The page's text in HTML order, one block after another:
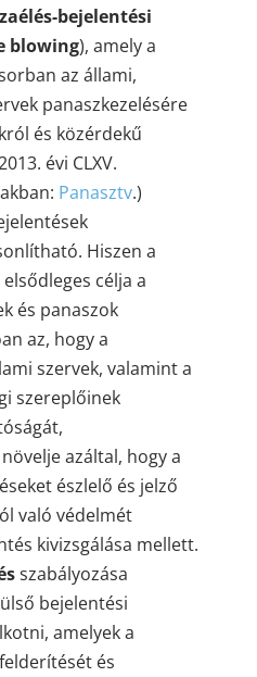
bejelentési
blowing), amely a
az állami,
panaszkezelésére
és közérdekű
évi CLXV.
Panasztv.)
Hiszen a
elsődleges célja a
és panaszok
az, hogy a
szervek, valamint a
szereplőinek
azáltal, hogy a
észlelő és jelző
való védelmét
kivizsgálása mellett.
szabályozása
bejelentési
amelyek a
és